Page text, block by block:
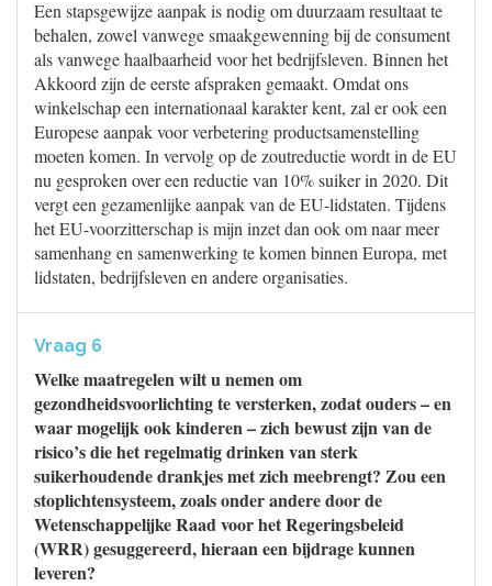
Een stapsgewijze aanpak is nodig om duurzaam resultaat te
behalen, zowel vanwege smaakgewenning bij de consument
als vanwege haalbaarheid voor het bedrijfsleven. Binnen het
Akkoord zijn de eerste afspraken gemaakt. Omdat ons
winkelschap een internationaal karakter kent, zal er ook een
Europese aanpak voor verbetering productsamenstelling
moeten komen. In vervolg op de zoutreductie wordt in de EU
nu gesproken over een reductie van 10% suiker in 2020. Dit
vergt een gezamenlijke aanpak van de EU-lidstaten. Tijdens
het EU-voorzitterschap is mijn inzet dan ook om naar meer
samenhang en samenwerking te komen binnen Europa, met
lidstaten, bedrijfsleven en andere organisaties.
Vraag 6
Welke maatregelen wilt u nemen om
gezondheidsvoorlichting te versterken, zodat ouders – en
waar mogelijk ook kinderen – zich bewust zijn van de
risico’s die het regelmatig drinken van sterk
suikerhoudende drankjes met zich meebrengt? Zou een
stoplichtensysteem, zoals onder andere door de
Wetenschappelijke Raad voor het Regeringsbeleid
(WRR) gesuggereerd, hieraan een bijdrage kunnen
leveren?